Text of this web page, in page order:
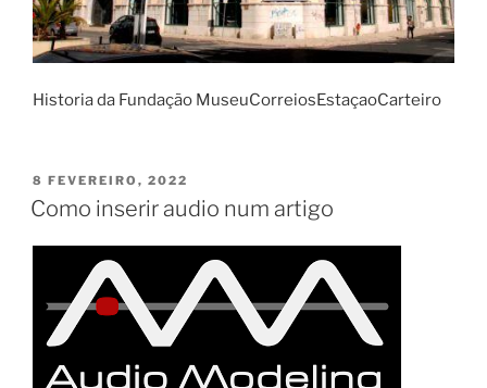
Historia da Fundação MuseuCorreiosEstaçaoCarteiro
PUBLICADO
EM
8 FEVEREIRO, 2022
Como inserir audio num artigo